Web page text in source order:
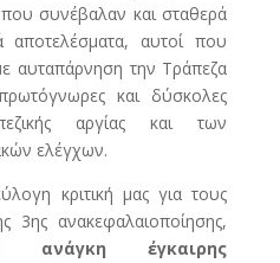
συνέβαλαν και σταθερά
αποτελέσματα, αυτοί που
αυταπάρνηση την Τράπεζα
και δύσκολες
αργίας και των
ελέγχων.
κριτική μας για τους
3ης ανακεφαλαιοποίησης,
ανάγκη έγκαιρης